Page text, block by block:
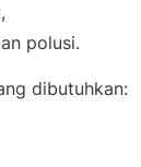
polusi.
dibutuhkan: